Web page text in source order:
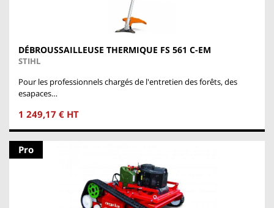
DÉBROUSSAILLEUSE THERMIQUE FS 561 C-EM
STIHL
Pour les professionnels chargés de l'entretien des forêts, des
esapaces…
1 249,17 € HT
Pro